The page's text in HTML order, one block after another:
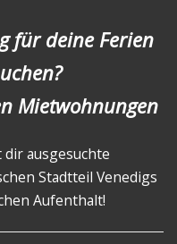
für deine Ferien
Mietwohnungen
ausgesuchte
Stadtteil Venedigs
Aufenthalt!